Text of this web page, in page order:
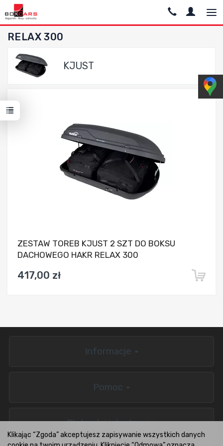
RELAX 300
KJUST
ZESTAW TOREB KJUST 2 SZT DO BOKSU
DACHOWEGO HAKR RELAX 300
417,00 zł
Informacje
Pomoc
Płatności i dostawa
Klikając “Zgoda” akceptujesz zapisywanie wszystkich danych